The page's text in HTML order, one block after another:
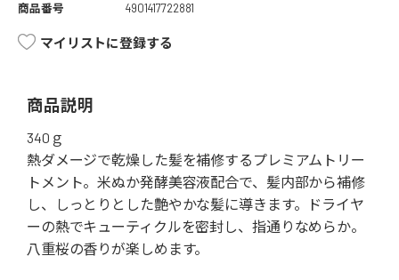
商品番号
4901417722881
マイリストに登録する
商品説明
340ｇ
熱ダメージで乾燥した髪を補修するプレミアムトリー
トメント。米ぬか発酵美容液配合で、髪内部から補修
し、しっとりとした艶やかな髪に導きます。ドライヤ
ーの熱でキューティクルを密封し、指通りなめらか。
八重桜の香りが楽しめます。